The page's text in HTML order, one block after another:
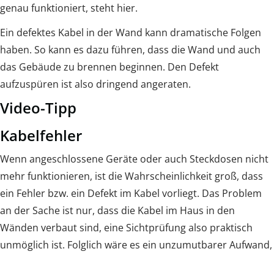
genau funktioniert, steht hier.
Ein defektes Kabel in der Wand kann dramatische Folgen
haben. So kann es dazu führen, dass die Wand und auch
das Gebäude zu brennen beginnen. Den Defekt
aufzuspüren ist also dringend angeraten.
Video-Tipp
Kabelfehler
Wenn angeschlossene Geräte oder auch Steckdosen nicht
mehr funktionieren, ist die Wahrscheinlichkeit groß, dass
ein Fehler bzw. ein Defekt im Kabel vorliegt. Das Problem
an der Sache ist nur, dass die Kabel im Haus in den
Wänden verbaut sind, eine Sichtprüfung also praktisch
unmöglich ist. Folglich wäre es ein unzumutbarer Aufwand,